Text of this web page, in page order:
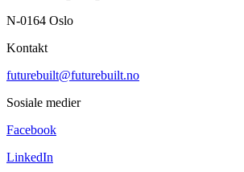
N-0164 Oslo
Kontakt
futurebuilt@futurebuilt.no
Sosiale medier
Facebook
LinkedIn